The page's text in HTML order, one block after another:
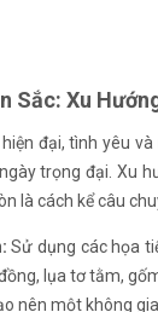
Sắc: Xu
đại, tình yêu
trọng đại. Xu
là cách kể câu
Sử dụng các họa
lụa tơ tằm,
nên một không